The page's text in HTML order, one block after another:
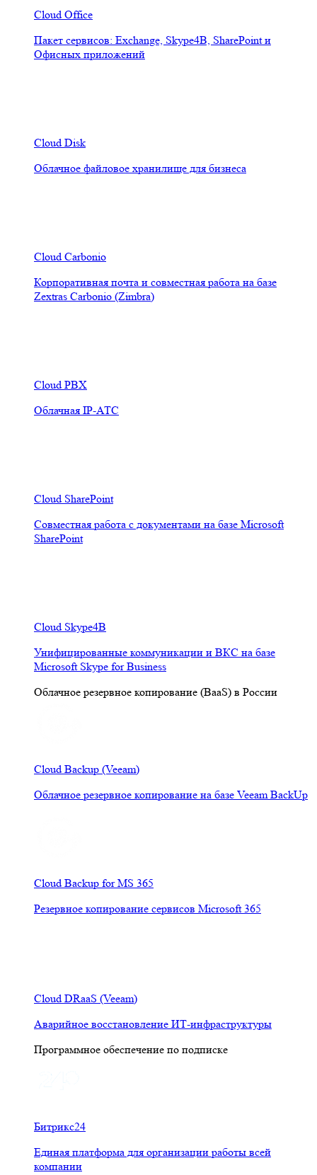
Cloud Office
Пакет сервисов: Exchange, Skype4B, SharePoint и
Офисных приложений
Cloud Disk
Облачное файловое хранилище для бизнеса
Cloud Carbonio
Корпоративная почта и совместная работа на базе
Zextras Carbonio (Zimbra)
Cloud PBX
Облачная IP-АТС
Cloud SharePoint
Совместная работа с документами на базе Microsoft
SharePoint
Cloud Skype4B
Унифицированные коммуникации и ВКС на базе
Microsoft Skype for Business
Облачное резервное копирование (BaaS) в России
Cloud Backup (Veeam)
Облачное резервное копирование на базе Veeam BackUp
Cloud Backup for MS 365
Резервное копирование сервисов Microsoft 365
Cloud DRaaS (Veeam)
Аварийное восстановление ИТ-инфраструктуры
Программное обеспечение по подписке
Битрикс24
Единая платформа для организации работы всей
компании